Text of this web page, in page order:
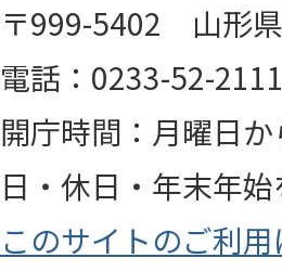
〒999-5402 山形
電話：0233-52-2111
開庁時間：月曜日
日・休日・年末年始
このサイトのご利